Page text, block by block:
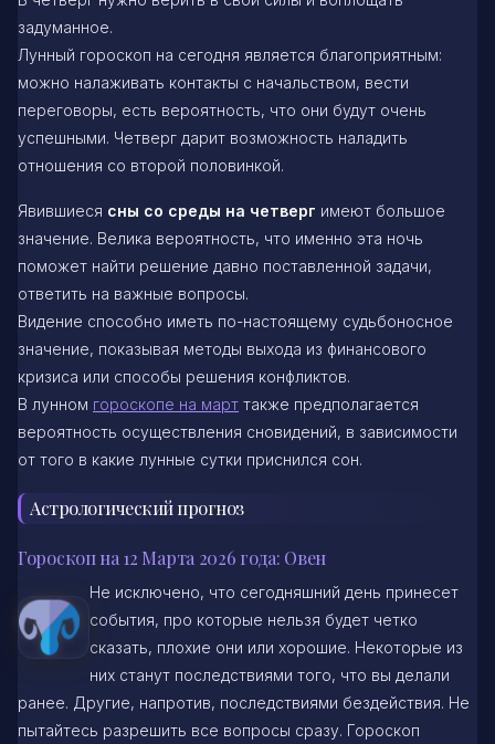
задуманное.
Лунный гороскоп на сегодня является благоприятным:
можно налаживать контакты с начальством, вести
переговоры, есть вероятность, что они будут очень
успешными. Четверг дарит возможность наладить
отношения со второй половинкой.
Явившиеся сны со среды на четверг имеют большое
значение. Велика вероятность, что именно эта ночь
поможет найти решение давно поставленной задачи,
ответить на важные вопросы.
Видение способно иметь по-настоящему судьбоносное
значение, показывая методы выхода из финансового
кризиса или способы решения конфликтов.
В лунном гороскопе на март также предполагается
вероятность осуществления сновидений, в зависимости
от того в какие лунные сутки приснился сон.
Астрологический прогноз
Гороскоп на 12 Марта 2026 года: Овен
Не исключено, что сегодняшний день принесет
события, про которые нельзя будет четко
сказать, плохие они или хорошие. Некоторые из
них станут последствиями того, что вы делали
ранее. Другие, напротив, последствиями бездействия. Не
пытайтесь разрешить все вопросы сразу. Гороскоп